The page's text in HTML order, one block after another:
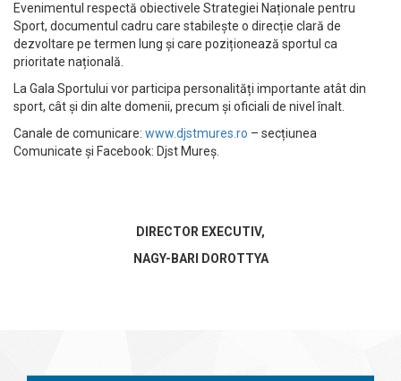
Evenimentul respectă obiectivele Strategiei Naționale pentru
Sport, documentul cadru care stabilește o direcție clară de
dezvoltare pe termen lung și care poziționează sportul ca
prioritate națională.
La Gala Sportului vor participa personalități importante atât din
sport, cât și din alte domenii, precum și oficiali de nivel înalt.
Canale de comunicare: www.djstmures.ro – secțiunea
Comunicate și Facebook: Djst Mureș.
DIRECTOR EXECUTIV,
NAGY-BARI DOROTTYA